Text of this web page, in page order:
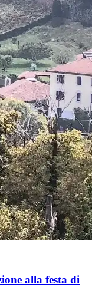
alla festa di